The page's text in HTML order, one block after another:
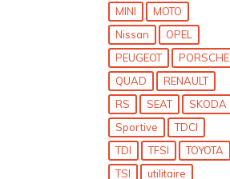
MINI
MOTO
Nissan
OPEL
PEUGEOT
PORSCHE
QUAD
RENAULT
RS
SEAT
SKODA
Sportive
TDCI
TDI
TFSI
TOYOTA
TSI
utilitaire